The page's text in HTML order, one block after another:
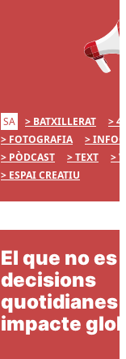
SA BATXILLERAT
4
FOTOGRAFIA
PÒDCAST
TEXT
ESPAI CREATIU
El que no es
decisions
quotidianes
impacte